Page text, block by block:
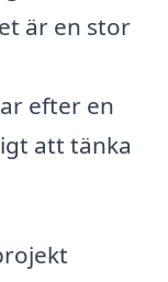
är en stor
efter en
att tänka